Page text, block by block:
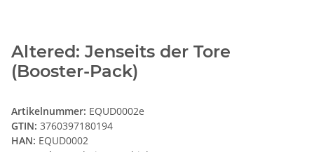
Altered: Jenseits der Tore
(Booster-Pack)
Artikelnummer: EQUD0002e
GTIN: 3760397180194
HAN: EQUD0002